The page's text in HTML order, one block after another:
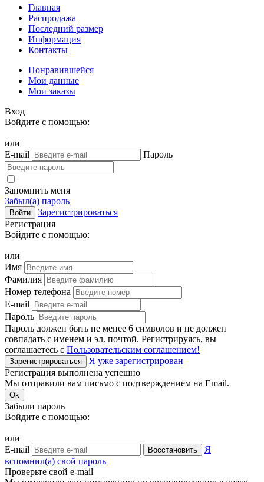
Главная
Распродажа
Последний размер
Информация
Контакты
Понравившейся
Мои данные
Мои заказы
Вход
Войдите с помощью:
или
E-mail
Пароль
Запомнить меня
Забыл(а) пароль
Войти
Зарегистрироваться
Регистрация
Войдите с помощью:
или
Имя
Фамилия
Номер телефона
E-mail
Пароль
Пароль должен быть не менее 6 символов и не должен
совпадать с именем и эл. почтой. Регистрируясь, вы
соглашаетесь с Пользовательским соглашением!
Зарегистрироваться
Я уже зарегистрирован
Регистрация выполнена успешно
Мы отправили вам письмо с подтверждением на Email.
Ok
Забыли пароль
Войдите с помощью:
или
E-mail
Восстановить
Я
вспомнил(а) свой пароль
Проверьте свой e-mail